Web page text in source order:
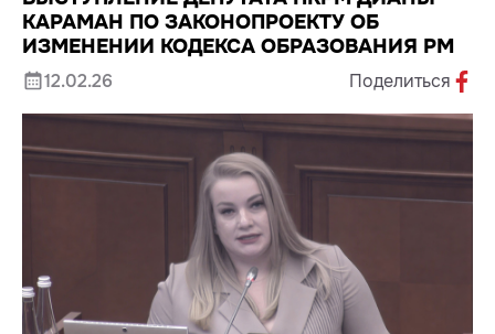
КАРАМАН ПО ЗАКОНОПРОЕКТУ ОБ
ИЗМЕНЕНИИ КОДЕКСА ОБРАЗОВАНИЯ РМ
12.02.26 Поделиться